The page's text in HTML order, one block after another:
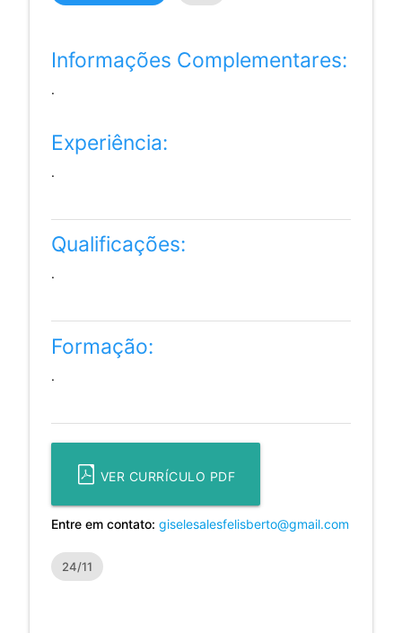
Informações Complementares:
.
Experiência:
.
Qualificações:
.
Formação:
.
VER CURRÍCULO PDF
Entre em contato: giselesalesfelisberto@gmail.com
24/11